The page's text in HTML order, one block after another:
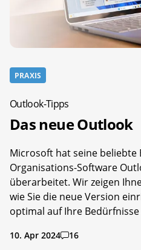
PRAXIS
Outlook-Tipps
Das neue Outlook
Microsoft hat seine beliebte
Organisations-Software
überarbeitet. Wir zeigen
wie Sie die neue Version
optimal auf Ihre Bedürfnisse
10. Apr 2024 16